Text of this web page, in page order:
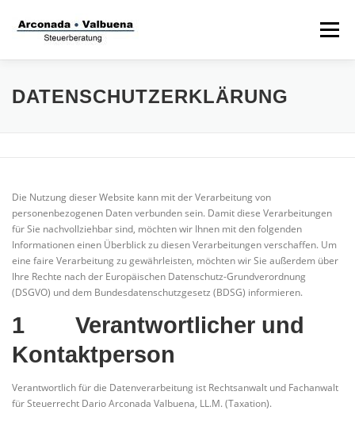
Inhalt
Menü
STARTSEITE STEUERANWALT
STIFTUNG
DATENSCHUTZERKLÄRUNG
Die Nutzung dieser Website kann mit der Verarbeitung von
personenbezogenen Daten verbunden sein. Damit diese Verarbeitungen
für Sie nachvollziehbar sind, möchten wir Ihnen mit den folgenden
Informationen einen Überblick zu diesen Verarbeitungen verschaffen. Um
eine faire Verarbeitung zu gewährleisten, möchten wir Sie außerdem über
Ihre Rechte nach der Europäischen Datenschutz-Grundverordnung
(DSGVO) und dem Bundesdatenschutzgesetz (BDSG) informieren.
1 Verantwortlicher und
Kontaktperson
Verantwortlich für die Datenverarbeitung ist Rechtsanwalt und Fachanwalt
für Steuerrecht Dario Arconada Valbuena, LL.M. (Taxation).